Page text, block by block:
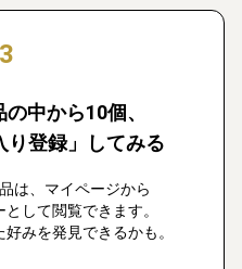
中から10個、
り登録」してみる
は、マイページから
して閲覧できます。
みを発見できるかも。